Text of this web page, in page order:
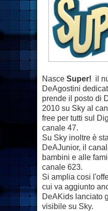
Nasce Super! il
DeAgostini
prende il posto di
2010 su Sky al
free per tutti sul
canale 47.
Su Sky inoltre è
DeAJunior, il
bambini e alle
canale 623.
Si amplia cosi
cui va aggiunto
DeAKids lanciato
visibile su Sky.